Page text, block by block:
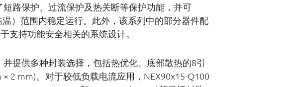
路保护、过流保护及热关断等保护功能，并可
范围内稳定运行。此外，该系列中的部分器件配
支持功能安全相关的系统设计。
提供多种封装选择，包括热优化、底部散热的8引
2 mm)。对于较低负载电流应用，NEX90x15-Q100